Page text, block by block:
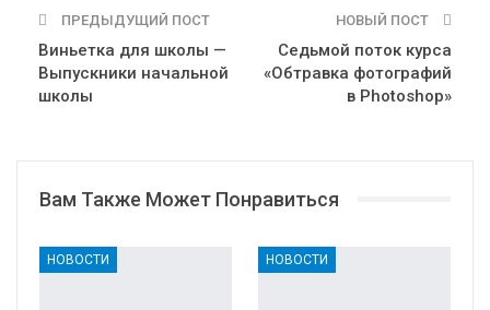
ПРЕДЫДУЩИЙ ПОСТ
Виньетка для школы —
Выпускники начальной
школы
НОВЫЙ ПОСТ
Седьмой поток курса
«Обтравка фотографий
в Photoshop»
Вам Также Может Понравиться
НОВОСТИ НОВОСТИ